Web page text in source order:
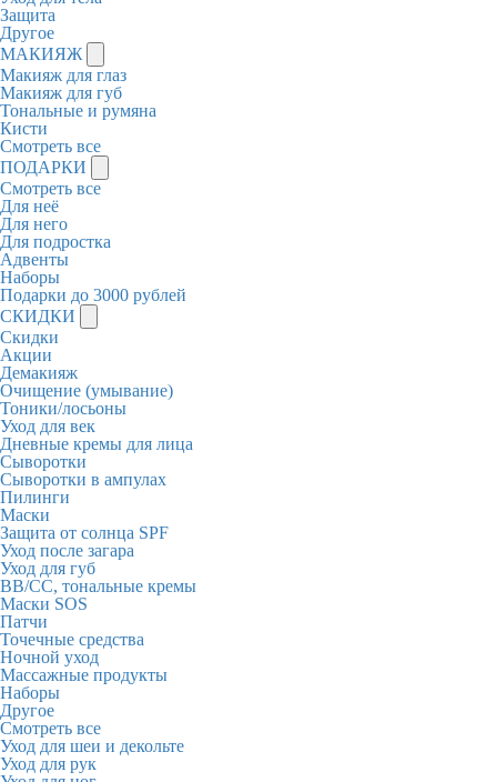
Защита
Другое
МАКИЯЖ
Макияж для глаз
Макияж для губ
Тональные и румяна
Кисти
Смотреть все
ПОДАРКИ
Смотреть все
Для неё
Для него
Для подростка
Адвенты
Наборы
Подарки до 3000 рублей
СКИДКИ
Скидки
Акции
Демакияж
Очищение (умывание)
Тоники/лосьоны
Уход для век
Дневные кремы для лица
Сыворотки
Сыворотки в ампулах
Пилинги
Маски
Защита от солнца SPF
Уход после загара
Уход для губ
BB/CC, тональные кремы
Маски SOS
Патчи
Точечные средства
Ночной уход
Массажные продукты
Наборы
Другое
Смотреть все
Уход для шеи и декольте
Уход для рук